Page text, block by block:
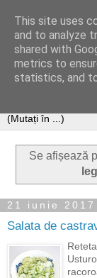
Se afișează
21 iunie 2017
Salata de
This site uses
and to analyze
shared with
metrics to
statistics, and